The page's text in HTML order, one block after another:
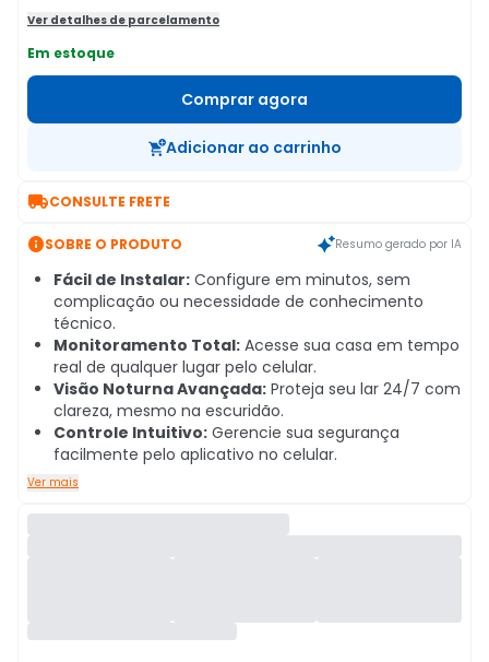
Ver detalhes de parcelamento
Em estoque
Comprar agora
Adicionar ao carrinho
CONSULTE FRETE
SOBRE O PRODUTO Resumo gerado por IA
Fácil de Instalar: Configure em minutos, sem
complicação ou necessidade de conhecimento
técnico.
Monitoramento Total: Acesse sua casa em tempo
real de qualquer lugar pelo celular.
Visão Noturna Avançada: Proteja seu lar 24/7 com
clareza, mesmo na escuridão.
Controle Intuitivo: Gerencie sua segurança
facilmente pelo aplicativo no celular.
Ver mais